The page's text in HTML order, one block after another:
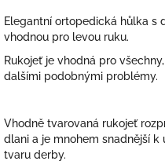
Elegantní ortopedická hůlka s
vhodnou pro levou ruku.
Rukojeť je vhodná pro
dalšími podobnými problémy.
Vhodně tvarovaná rukojeť
dlani a je mnohem snadnější
tvaru derby.